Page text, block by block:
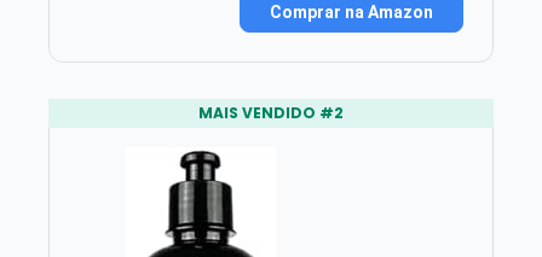
Comprar na Amazon
MAIS VENDIDO #2